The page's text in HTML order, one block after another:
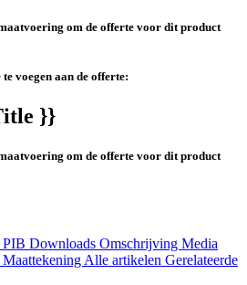
om de offerte voor dit product
voegen aan de offerte:
}}
om de offerte voor dit product
PIB Downloads Omschrijving Media
Maattekening Alle artikelen Gerelateerde